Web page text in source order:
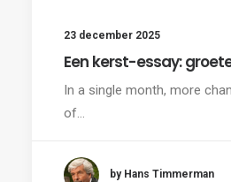
23 december 2025
Een kerst-essay:
In a single month, more
of…
by Hans Timmerman